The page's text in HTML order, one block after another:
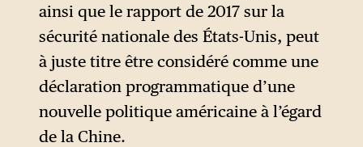
ainsi que le rapport de 2017 sur la
sécurité nationale des États-Unis, peut
à juste titre être considéré comme une
déclaration programmatique d’une
nouvelle politique américaine à l’égard
de la Chine.